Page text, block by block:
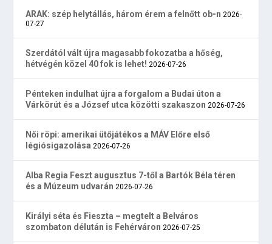
ARAK: szép helytállás, három érem a felnőtt ob-n 2026-
07-27
Szerdától vált újra magasabb fokozatba a hőség,
hétvégén közel 40 fok is lehet! 2026-07-26
Pénteken indulhat újra a forgalom a Budai úton a
Várkörút és a József utca közötti szakaszon 2026-07-26
Női röpi: amerikai ütőjátékos a MÁV Előre első
légiósigazolása 2026-07-26
Alba Regia Feszt augusztus 7-től a Bartók Béla téren
és a Múzeum udvarán 2026-07-26
Királyi séta és Fieszta – megtelt a Belváros
szombaton délután is Fehérváron 2026-07-25